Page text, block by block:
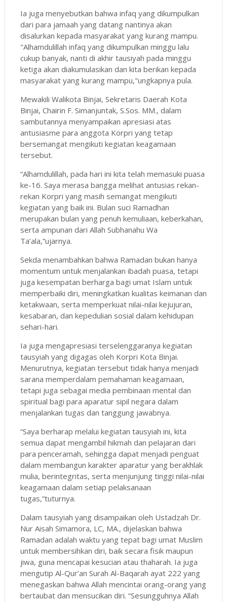
Ia juga menyebutkan bahwa infaq yang dikumpulkan
dari para jamaah yang datang nantinya akan
disalurkan kepada masyarakat yang kurang mampu.
"Alhamdulillah infaq yang dikumpulkan minggu lalu
cukup banyak, nanti di akhir tausiyah pada minggu
ketiga akan diakumulasikan dan kita berikan kepada
masyarakat yang kurang mampu,"ungkapnya pula.
Mewakili Walikota Binjai, Sekretaris Daerah Kota
Binjai, Chairin F. Simanjuntak, S.Sos. MM., dalam
sambutannya menyampaikan apresiasi atas
antusiasme para anggota Korpri yang tetap
bersemangat mengikuti kegiatan keagamaan
tersebut.
“Alhamdulillah, pada hari ini kita telah memasuki puasa
ke-16. Saya merasa bangga melihat antusias rekan-
rekan Korpri yang masih semangat mengikuti
kegiatan yang baik ini. Bulan suci Ramadhan
merupakan bulan yang penuh kemuliaan, keberkahan,
serta ampunan dari Allah Subhanahu Wa
Ta’ala,”ujarnya.
Sekda menambahkan bahwa Ramadan bukan hanya
momentum untuk menjalankan ibadah puasa, tetapi
juga kesempatan berharga bagi umat Islam untuk
memperbaiki diri, meningkatkan kualitas keimanan dan
ketakwaan, serta memperkuat nilai-nilai kejujuran,
kesabaran, dan kepedulian sosial dalam kehidupan
sehari-hari.
Ia juga mengapresiasi terselenggaranya kegiatan
tausyiah yang digagas oleh Korpri Kota Binjai.
Menurutnya, kegiatan tersebut tidak hanya menjadi
sarana memperdalam pemahaman keagamaan,
tetapi juga sebagai media pembinaan mental dan
spiritual bagi para aparatur sipil negara dalam
menjalankan tugas dan tanggung jawabnya.
“Saya berharap melalui kegiatan tausyiah ini, kita
semua dapat mengambil hikmah dan pelajaran dari
para penceramah, sehingga dapat menjadi penguat
dalam membangun karakter aparatur yang berakhlak
mulia, berintegritas, serta menjunjung tinggi nilai-nilai
keagamaan dalam setiap pelaksanaan
tugas,”tuturnya.
Dalam tausyiah yang disampaikan oleh Ustadzah Dr.
Nur Aisah Simamora, LC, MA., dijelaskan bahwa
Ramadan adalah waktu yang tepat bagi umat Muslim
untuk membersihkan diri, baik secara fisik maupun
jiwa, guna mencapai kesucian atau thaharah. Ia juga
mengutip Al-Qur’an Surah Al-Baqarah ayat 222 yang
menegaskan bahwa Allah mencintai orang-orang yang
bertaubat dan mensucikan diri. “Sesungguhnya Allah